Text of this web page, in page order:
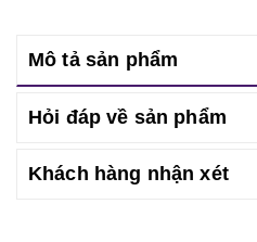
Mô tả sản phẩm
Hỏi đáp về sản phẩm
Khách hàng nhận xét